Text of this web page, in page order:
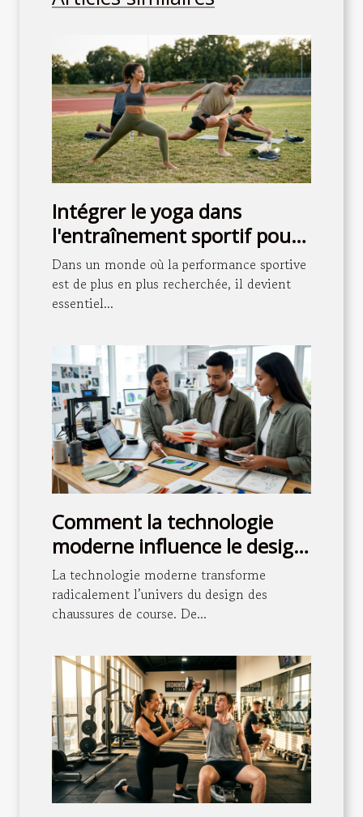
Intégrer le yoga dans
l'entraînement sportif pour
mieux performer
Dans un monde où la performance sportive
est de plus en plus recherchée, il devient
essentiel...
Comment la technologie
moderne influence le design
des chaussures de course ?
La technologie moderne transforme
radicalement l’univers du design des
chaussures de course. De...